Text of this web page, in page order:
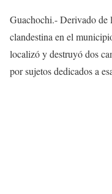
Guachochi.- Derivado de
clandestina en el
localizó y destruyó dos
por sujetos dedicados a